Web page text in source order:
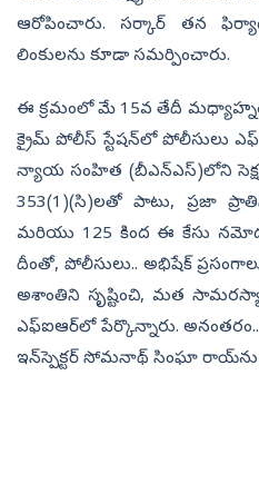
ఆరోపించారు. సర్కార్ తన
లింకులను కూడా సమర్పించారు.
ఈ క్రమంలో మే 15వ తేదీ మధ్యాహ్నం
క్రైమ్ పోలీస్ స్టేషన్‌లో పోలీసులు
న్యాయ సంహిత (బీఎన్ఎస్)లోని
353(1)(సి)లతో పాటు, ప్రజా
మరియు 125 కింద ఈ కేసు
దీంతో, పోలీసులు.. అభిషేక్‌
అశాంతిని సృష్టించి, మత
ఎఫ్ఐఆర్‌లో పేర్కొన్నారు.
ఇన్‌స్పెక్టర్ సోమనాథ్ సింఘా రాయ్‌ను